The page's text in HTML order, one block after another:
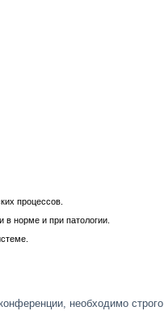
процессов.
норме и при патологии.
необходимо строго